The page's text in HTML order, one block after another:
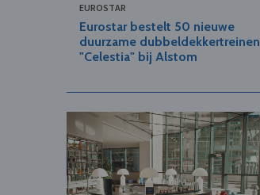
EUROSTAR
Eurostar bestelt 50 nieuwe
duurzame dubbeldekkertreinen
"Celestia" bij Alstom